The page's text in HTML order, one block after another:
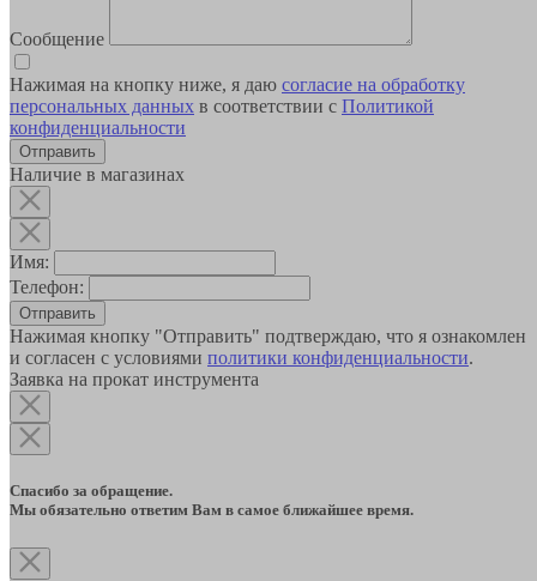
Сообщение
Нажимая на кнопку ниже, я даю согласие на обработку
персональных данных в соответствии с Политикой
конфиденциальности
Наличие в магазинах
Имя:
Телефон:
Отправить
Нажимая кнопку "Отправить" подтверждаю, что я ознакомлен
и согласен с условиями политики конфиденциальности.
Заявка на прокат инструмента
Спасибо за обращение.
Мы обязательно ответим Вам в самое ближайшее время.